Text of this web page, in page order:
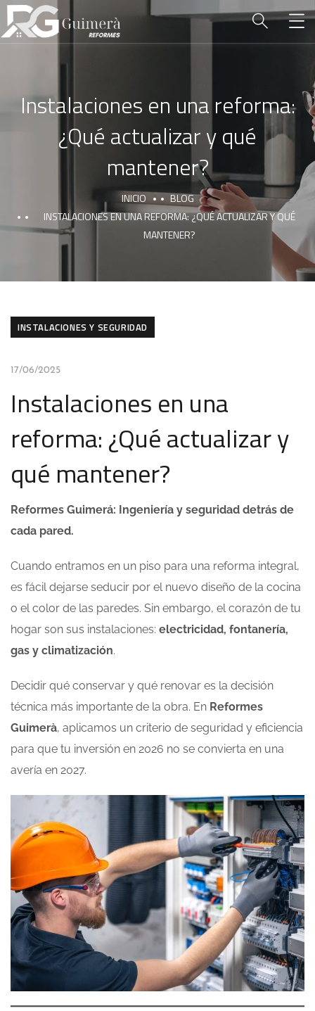
Instalaciones en una reforma:
¿Qué actualizar y qué
mantener?
INICIO
BLOG
INSTALACIONES EN UNA REFORMA: ¿QUÉ ACTUALIZAR Y QUÉ
MANTENER?
INSTALACIONES Y SEGURIDAD
17/06/2025
Instalaciones en una
reforma: ¿Qué actualizar y
qué mantener?
Reformes Guimerá: Ingeniería y seguridad detrás de
cada pared.
Cuando entramos en un piso para una reforma integral,
es fácil dejarse seducir por el nuevo diseño de la cocina
o el color de las paredes. Sin embargo, el corazón de tu
hogar son sus instalaciones: electricidad, fontanería,
gas y climatización.
Decidir qué conservar y qué renovar es la decisión
técnica más importante de la obra. En Reformes
Guimerà, aplicamos un criterio de seguridad y eficiencia
para que tu inversión en 2026 no se convierta en una
avería en 2027.